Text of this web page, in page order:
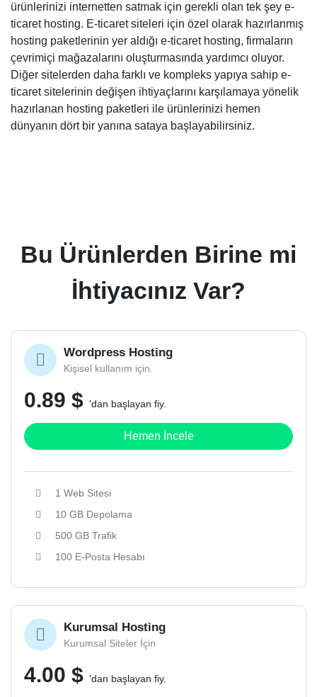
ürünlerinizi internetten satmak için gerekli olan tek şey e-
ticaret hosting. E-ticaret siteleri için özel olarak hazırlanmış
hosting paketlerinin yer aldığı e-ticaret hosting, firmaların
çevrimiçi mağazalarını oluşturmasında yardımcı oluyor.
Diğer sitelerden daha farklı ve kompleks yapıya sahip e-
ticaret sitelerinin değişen ihtiyaçlarını karşılamaya yönelik
hazırlanan hosting paketleri ile ürünlerinizi hemen
dünyanın dört bir yanına sataya başlayabilirsiniz.
Bu Ürünlerden Birine mi
İhtiyacınız Var?
Wordpress Hosting
Kişisel kullanım için.
0.89 $ 'dan başlayan fiy.
Hemen İncele
1 Web Sitesi
10 GB Depolama
500 GB Trafik
100 E-Posta Hesabı
Kurumsal Hosting
Kurumsal Siteler İçin
4.00 $ 'dan başlayan fiy.